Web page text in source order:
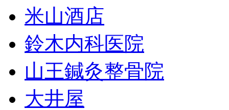
米山酒店
鈴木内科医院
山王鍼灸整骨院
大井屋